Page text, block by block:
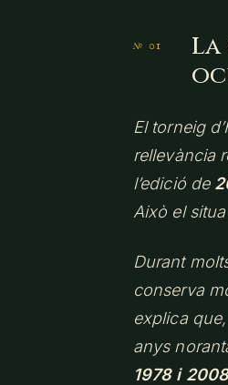
El torneig
rellevància
l’edició de
Això el
Durant
conserva
explica
anys
1978 i 2008